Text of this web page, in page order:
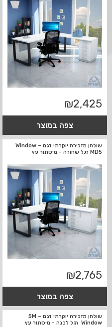
₪2,425
צפה במוצר
שולחן מזכירה יוקרתי דגם Window –
MD5 רגל שחורה - מיסתור עץ
₪2,765
צפה במוצר
שולחן מזכירה יוקרתי דגם 5M –
Window רגל לבנה - מיסתור עץ